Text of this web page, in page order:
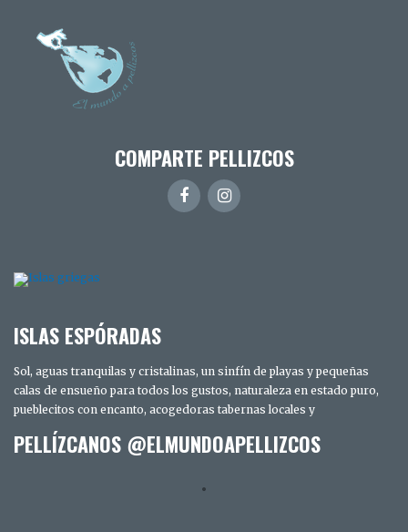
COMPARTE PELLIZCOS
ISLAS ESPÓRADAS
Sol, aguas tranquilas y cristalinas, un sinfín de playas y pequeñas
calas de ensueño para todos los gustos, naturaleza en estado puro,
pueblecitos con encanto, acogedoras tabernas locales y
PELLÍZCANOS @ELMUNDOAPELLIZCOS